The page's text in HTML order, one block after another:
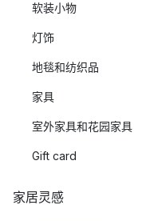
软装小物
灯饰
地毯和纺织品
家具
室外家具和花园家具
Gift card
家居灵感